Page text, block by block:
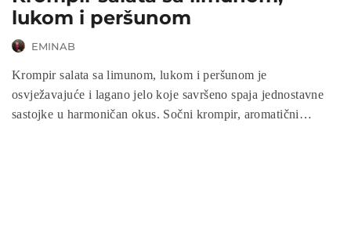
lukom i peršunom
EMINAB
Krompir salata sa limunom, lukom i peršunom je
osvježavajuće i lagano jelo koje savršeno spaja jednostavne
sastojke u harmoničan okus. Sočni krompir, aromatični